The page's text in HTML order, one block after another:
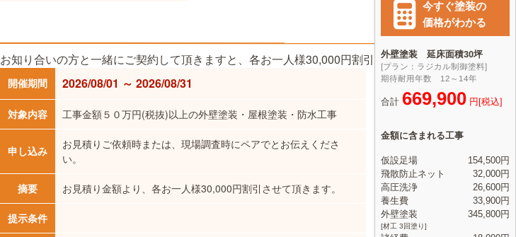
お知り合いの方と一緒にご契約して頂きますと、各お一人様30,000円割引させて頂きます。
開催期間 2026/08/01 ～ 2026/08/31
対象内容 工事金額５０万円(税抜)以上の外壁塗装・屋根塗装・防水工事
申し込み
お見積りご依頼時または、現場調査時にペアでとお伝えくださ
い。
摘要 お見積り金額より、各お一人様30,000円割引させて頂きます。
提示条件